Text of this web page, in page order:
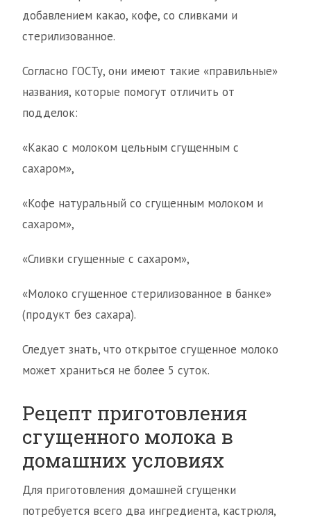
добавлением какао, кофе, со сливками и
стерилизованное.
Согласно ГОСТу, они имеют такие «правильные»
названия, которые помогут отличить от
подделок:
«Какао с молоком цельным сгущенным с
сахаром»,
«Кофе натуральный со сгущенным молоком и
сахаром»,
«Сливки сгущенные с сахаром»,
«Молоко сгущенное стерилизованное в банке»
(продукт без сахара).
Следует знать, что открытое сгущенное молоко
может храниться не более 5 суток.
Рецепт приготовления
сгущенного молока в
домашних условиях
Для приготовления домашней сгущенки
потребуется всего два ингредиента, кастрюля,